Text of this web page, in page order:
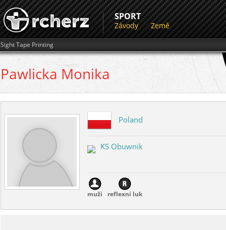
SPORT
Závody Země
Sight Tape Printing
Pawlicka Monika
Poland
KS Obuwnik
muži reflexní luk